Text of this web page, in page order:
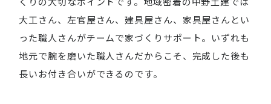
大工さん、左官屋さん、建具屋さん、家具屋さんとい
った職人さんがチームで家づくりサポート。いずれも
地元で腕を磨いた職人さんだからこそ、完成した後も
長いお付き合いができるのです。